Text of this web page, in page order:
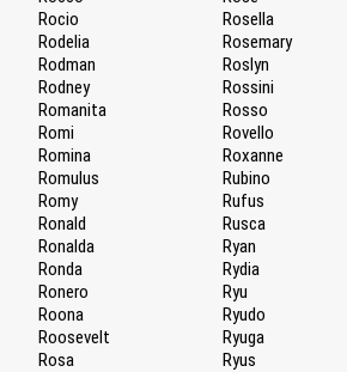
Rocio
Rodelia
Rodman
Rodney
Romanita
Romi
Romina
Romulus
Romy
Ronald
Ronalda
Ronda
Ronero
Roona
Roosevelt
Rosa
Rosella
Rosemary
Roslyn
Rossini
Rosso
Rovello
Roxanne
Rubino
Rufus
Rusca
Ryan
Rydia
Ryu
Ryudo
Ryuga
Ryus